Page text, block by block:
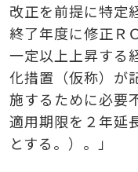
改正を前提に特定
終了年度に修正Ｒ
一定以上上昇する
化措置（仮称）が
施するために必要
適用期限を２年延
とする。）。」